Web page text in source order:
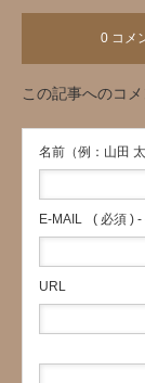
0 コメ
この記事へのコ
名前（例：山田 太
E-MAIL ( 必須 )
URL